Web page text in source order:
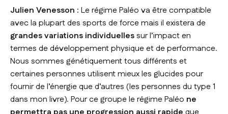
Julien Venesson : Le régime Paléo va être compatible
avec la plupart des sports de force mais il existera de
grandes variations individuellessur l’impact en
termes de développement physique et de performance.
Nous sommes génétiquement tous différents et
certaines personnes utilisent mieux les glucides pour
fournir de l’énergie que d’autres (les personnes du type 1
dans mon livre). Pour ce groupe le régime Paléo ne